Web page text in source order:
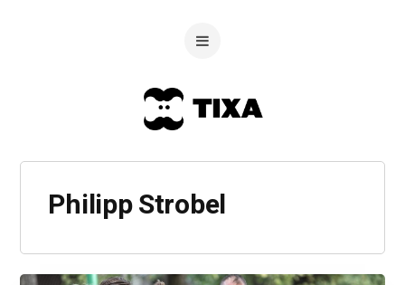
Philipp Strobel